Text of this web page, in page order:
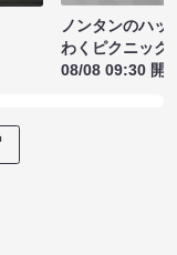
ノンタンのハッ
わくピクニック
08/08 09:30 開